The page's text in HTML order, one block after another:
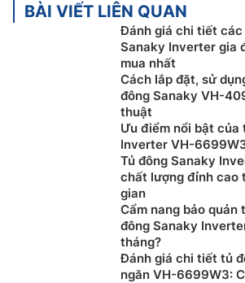
BÀI VIẾT LIÊN QUAN
Đánh giá chi tiết các
Sanaky Inverter gia
mua nhất
Cách lắp đặt, sử
đông Sanaky VH-
thuật
Ưu điểm nổi bật của
Inverter VH-
Tủ đông Sanaky
chất lượng đỉnh cao
gian
Cẩm nang bảo quản
đông Sanaky
tháng?
Đánh giá chi tiết tủ
ngăn VH-6699W3: